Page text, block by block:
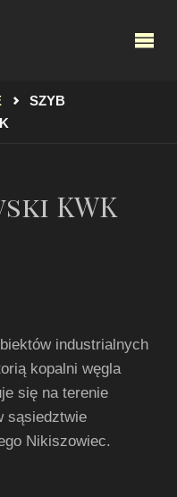
SZYB
KWK
industrialnych
kopalni węgla
się na terenie
sąsiedztwie
Nikiszowiec.